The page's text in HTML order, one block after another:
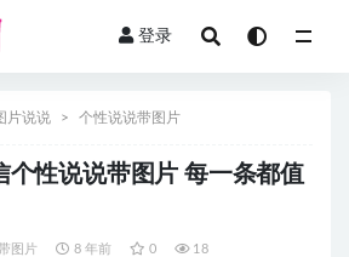
登录
片说说 个性说说带图片
个性说说带图片 每一条都值
图片 8 年前 0 18